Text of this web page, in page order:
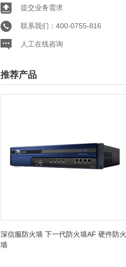
提交业务需求
联系我们：400-0755-816
人工在线咨询
推荐产品
深信服防火墙 下一代防火墙AF 硬件防火
墙